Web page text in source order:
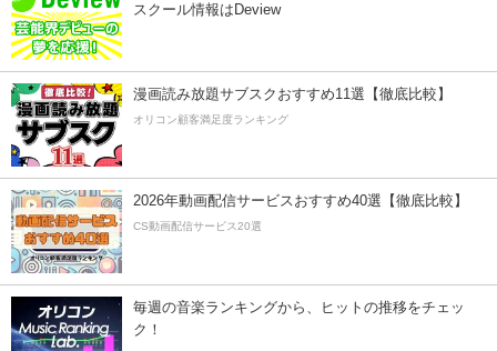
スクール情報はDeview
漫画読み放題サブスクおすすめ11選【徹底比較】
オリコン顧客満足度ランキング
2026年動画配信サービスおすすめ40選【徹底比較】
CS動画配信サービス20選
毎週の音楽ランキングから、ヒットの推移をチェッ
ク！